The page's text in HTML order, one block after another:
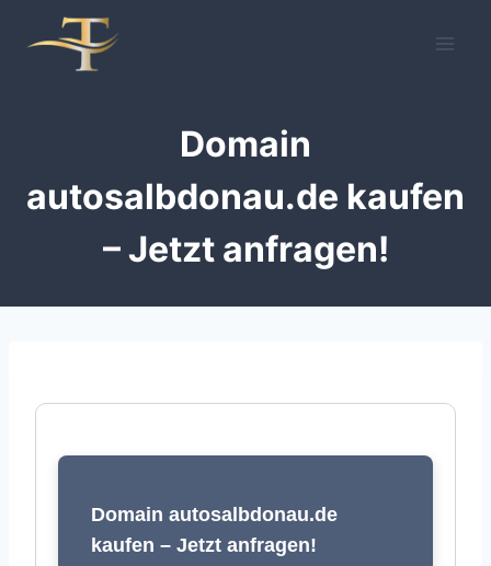
Inhalt
Domain
autosalbdonau.de kaufen
– Jetzt anfragen!
Domain autosalbdonau.de
kaufen – Jetzt anfragen!